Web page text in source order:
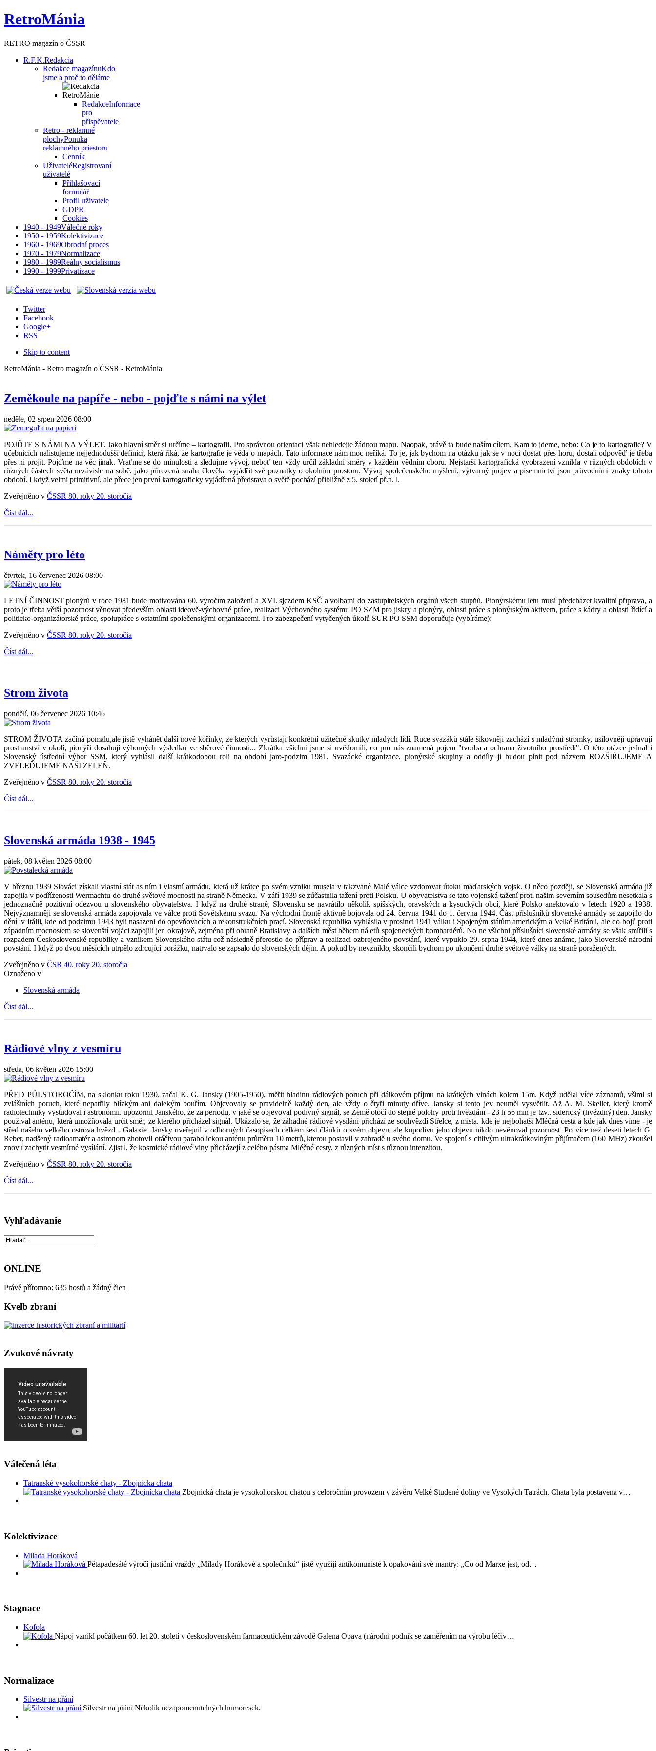
RetroMánia
RETRO magazín o ČSSR
R.F.K.Redakcia
Redakce magazínuKdo
jsme a proč to děláme
RedakceInformace
pro
přispěvatele
Retro - reklamné
plochyPonuka
reklamného priestoru
Cenník
UživateléRegistrovaní
uživatelé
Přihlašovací
formulář
Profil uživatele
GDPR
Cookies
1940 - 1949Válečné roky
1950 - 1959Kolektivizace
1960 - 1969Obrodní proces
1970 - 1979Normalizace
1980 - 1989Reálny socialismus
1990 - 1999Privatizace
Twitter
Facebook
Google+
RSS
Skip to content
RetroMánia - Retro magazín o ČSSR - RetroMánia
Zeměkoule na papíře - nebo - pojďte s námi na výlet
neděle, 02 srpen 2026 08:00
POJĎTE S NÁMI NA VÝLET. Jako hlavní směr si určíme – kartografii. Pro správnou orientaci však nehledejte žádnou mapu. Naopak, právě ta bude naším cílem. Kam to jdeme, nebo: Co je to kartografie? V
učebnicích nalistujeme nejjednodušší definici, která říká, že kartografie je věda o mapách. Tato informace nám moc neříká. To je, jak bychom na otázku jak se v noci dostat přes horu, dostali odpověď je třeba
přes ni projít. Pojďme na věc jinak. Vraťme se do minulosti a sledujme vývoj, neboť ten vždy určil základní směry v každém vědním oboru. Nejstarší kartografická vyobrazení vznikla v různých obdobích v
různých částech světa nezávisle na sobě, jako přirozená snaha člověka vyjádřit své poznatky o okolním prostoru. Vývoj společenského myšlení, výtvarný projev a písemnictví jsou průvodními znaky tohoto
období. I když velmi primitivní, ale přece jen první kartograficky vyjádřená představa o světě pochází přibližně z 5. století př.n. l.
Zveřejněno v ČSSR 80. roky 20. storočia
Číst dál...
Náměty pro léto
čtvrtek, 16 červenec 2026 08:00
LETNÍ ČINNOST pionýrů v roce 1981 bude motivována 60. výročím založení a XVI. sjezdem KSČ a volbami do zastupitelských orgánů všech stupňů. Pionýrskému letu musí předcházet kvalitní příprava, a
proto je třeba větší pozornost věnovat především oblasti ideově-výchovné práce, realizaci Výchovného systému PO SZM pro jiskry a pionýry, oblasti práce s pionýrským aktivem, práce s kádry a oblasti řídící a
politicko-organizátorské práce, spolupráce s ostatními společenskými organizacemi. Pro zabezpečení vytyčených úkolů SUR PO SSM doporučuje (vybíráme):
Zveřejněno v ČSSR 80. roky 20. storočia
Číst dál...
Strom života
pondělí, 06 červenec 2026 10:46
STROM ŽIVOTA začíná pomalu,ale jistě vyhánět další nové kořínky, ze kterých vyrůstají konkrétní užitečné skutky mladých lidí. Ruce svazáků stále šikovněji zachází s mladými stromky, usilovněji upravují
prostranství v okolí, pionýři dosahují výborných výsledků ve sběrové činnosti... Zkrátka všichni jsme si uvědomili, co pro nás znamená pojem "tvorba a ochrana životního prostředí". O této otázce jednal i
Slovenský ústřední výbor SSM, který vyhlásil další krátkodobou roli na období jaro-podzim 1981. Svazácké organizace, pionýrské skupiny a oddíly ji budou plnit pod názvem ROZŠIŘUJEME A
ZVELEĎUJEME NAŠI ZELEŇ.
Zveřejněno v ČSSR 80. roky 20. storočia
Číst dál...
Slovenská armáda 1938 - 1945
pátek, 08 květen 2026 08:00
V březnu 1939 Slováci získali vlastní stát as ním i vlastní armádu, která už krátce po svém vzniku musela v takzvané Malé válce vzdorovat útoku maďarských vojsk. O něco později, se Slovenská armáda již
zapojila v podřízenosti Wermachtu do druhé světové mocnosti na straně Německa. V září 1939 se zúčastnila tažení proti Polsku. U obyvatelstva se tato vojenská tažení proti našim severním sousedům nesetkala s
jednoznačně pozitivní odezvou u slovenského obyvatelstva. I když na druhé straně, Slovensku se navrátilo několik spišských, oravských a kysuckých obcí, které Polsko anektovalo v letech 1920 a 1938.
Nejvýznamněji se slovenská armáda zapojovala ve válce proti Sovětskému svazu. Na východní frontě aktivně bojovala od 24. června 1941 do 1. června 1944. Část příslušníků slovenské armády se zapojilo do
dění iv Itálii, kde od podzimu 1943 byli nasazeni do opevňovacích a rekonstrukčních prací. Slovenská republika vyhlásila v prosinci 1941 válku i Spojeným státům americkým a Velké Británii, ale do bojů proti
západním mocnostem se slovenští vojáci zapojili jen okrajově, zejména při obraně Bratislavy a dalších měst během náletů spojeneckých bombardérů. No ne všichni příslušníci slovenské armády se však smířili s
rozpadem Československé republiky a vznikem Slovenského státu což následně přerostlo do příprav a realizaci ozbrojeného povstání, které vypuklo 29. srpna 1944, které dnes známe, jako Slovenské národní
povstání. I když po dvou měsících utrpělo zdrcující porážku, natrvalo se zapsalo do slovenských dějin. A pokud by nevzniklo, skončili bychom po ukončení druhé světové války na straně poražených.
Zveřejněno v ČSR 40. roky 20. storočia
Označeno v
Slovenská armáda
Číst dál...
Rádiové vlny z vesmíru
středa, 06 květen 2026 15:00
PŘED PŮLSTOROČÍM, na sklonku roku 1930, začal K. G. Jansky (1905-1950), měřit hladinu rádiových poruch při dálkovém příjmu na krátkých vinách kolem 15m. Když udělal více záznamů, všiml si
zvláštních poruch, které nepatřily blízkým ani dalekým bouřím. Objevovaly se pravidelně každý den, ale vždy o čtyři minuty dříve. Jansky si tento jev neuměl vysvětlit. Až A. M. Skellet, který kromě
radiotechniky vystudoval i astronomii. upozornil Janského, že za periodu, v jaké se objevoval podivný signál, se Země otočí do stejné polohy proti hvězdám - 23 h 56 min je tzv.. siderický (hvězdný) den. Jansky
používal anténu, která umožňovala určit směr, ze kterého přicházel signál. Ukázalo se, že záhadné rádiové vysílání přichází ze souhvězdí Střelce, z místa. kde je nejbohatší Mléčná cesta a kde jak dnes víme - je
střed našeho velkého ostrova hvězd - Galaxie. Jansky uveřejnil v odborných časopisech celkem šest článků o svém objevu, ale kupodivu jeho objevu nikdo nevěnoval pozornost. Po více než deseti letech G.
Reber, nadšený radioamatér a astronom zhotovil otáčivou parabolickou anténu průměru 10 metrů, kterou postavil v zahradě u svého domu. Ve spojení s citlivým ultrakrátkovlným přijímačem (160 MHz) zkoušel
znovu zachytit vesmírné vysílání. Zjistil, že kosmické rádiové viny přicházejí z celého pásma Mléčné cesty, z různých míst s různou intenzitou.
Zveřejněno v ČSSR 80. roky 20. storočia
Číst dál...
Vyhľadávanie
ONLINE
Právě přítomno: 635 hostů a žádný člen
Kvelb zbraní
Zvukové návraty
Válečená léta
Tatranské vysokohorské chaty - Zbojnícka chata
Zbojnická chata je vysokohorskou chatou s celoročním provozem v závěru Velké Studené doliny ve Vysokých Tatrách. Chata byla postavena v…
Kolektivizace
Milada Horáková
Pětapadesáté výročí justiční vraždy „Milady Horákové a společníků“ jistě využijí antikomunisté k opakování své mantry: „Co od Marxe jest, od…
Stagnace
Kofola
Nápoj vznikl počátkem 60. let 20. století v československém farmaceutickém závodě Galena Opava (národní podnik se zaměřením na výrobu léčiv…
Normalizace
Silvestr na přání
Silvestr na přání Několik nezapomenutelných humoresek.